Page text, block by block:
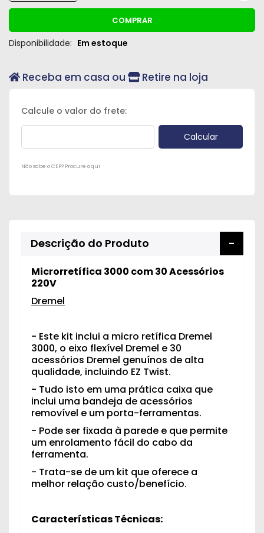
COMPRAR
Disponibilidade: Em estoque
Receba em casa ou Retire na loja
Não sabe o CEP? Procure aqui
Descrição do Produto
Microrretífica 3000 com 30 Acessórios
220V
Dremel
- Este kit inclui a micro retífica Dremel
3000, o eixo flexível Dremel e 30
acessórios Dremel genuínos de alta
qualidade, incluindo EZ Twist.
- Tudo isto em uma prática caixa que
inclui uma bandeja de acessórios
removível e um porta-ferramentas.
- Pode ser fixada à parede e que permite
um enrolamento fácil do cabo da
ferramenta.
- Trata-se de um kit que oferece a
melhor relação custo/benefício.
Características Técnicas: